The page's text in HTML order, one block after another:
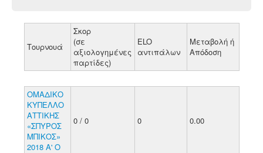
Τουρνουά
Σκορ
(σε
αξιολογημένες
παρτίδες)
ELO
αντιπάλων
Μεταβολή ή
Απόδοση
ΟΜΑΔΙΚΟ
ΚΥΠΕΛΛΟ
ΑΤΤΙΚΗΣ
«ΣΠΥΡΟΣ
ΜΠΙΚΟΣ»
2018 Α' Ο
0 / 0 0 0.00